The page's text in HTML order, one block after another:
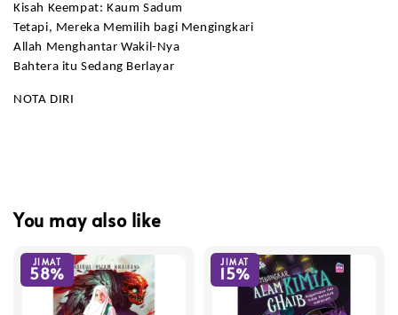
Kisah Keempat: Kaum Sadum
Tetapi, Mereka Memilih bagi Mengingkari
Allah Menghantar Wakil-Nya
Bahtera itu Sedang Berlayar
NOTA DIRI
You may also like
JIMAT
58%
JIMAT
15%